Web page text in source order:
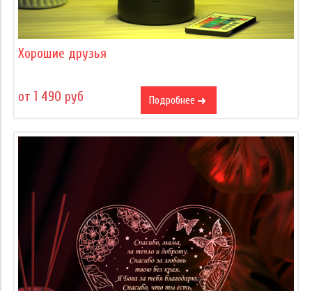
Хорошие друзья
от 1 490 руб Подробнее